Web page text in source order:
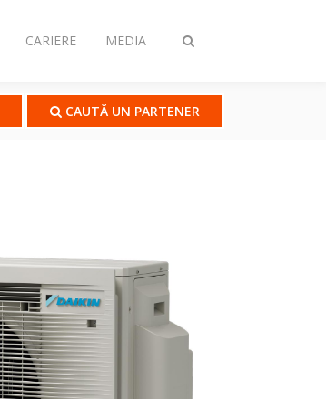
Comutare
CARIERE MEDIA
CAUTĂ UN PARTENER